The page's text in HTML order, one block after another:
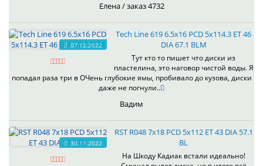
Елена / заказ 4732
07.12.2022
Tech Line 619 6.5x16 PCD 5x114.3 ET 46
DIA 67.1 BLM
Тут кто то пишет что диски из
пластелина, это наговор чистой воды. Я
попадал раза три в ОЧень глубокие ямы, пробивало до кузова, диски
даже не погнули..
Вадим
30.11.2022
RST R048 7x18 PCD 5x112 ET 43 DIA 57.1
BL
На Шкоду Кадиак встали идеально!